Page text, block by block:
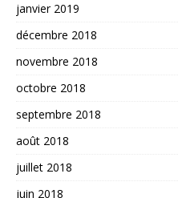
janvier 2019
décembre 2018
novembre 2018
octobre 2018
septembre 2018
août 2018
juillet 2018
juin 2018